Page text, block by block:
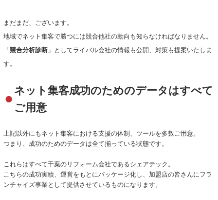
まだまだ、ございます。
地域でネット集客で勝つには競合他社の動向も知らなければなりません。
「競合分析診断 」としてライバル会社の情報も公開、対策も提案いたしま
す。
ネット集客成功のためのデータはすべて
ご用意
上記以外にもネット集客における支援の体制、ツールを多数ご用意。
つまり、成功のためのデータは全て揃っている状態です。
これらはすべて千葉のリフォーム会社であるシェアテック。
こちらの成功実績、運営をもとにパッケージ化し、加盟店の皆さんにフラ
ンチャイズ事業として提供させているものになります。